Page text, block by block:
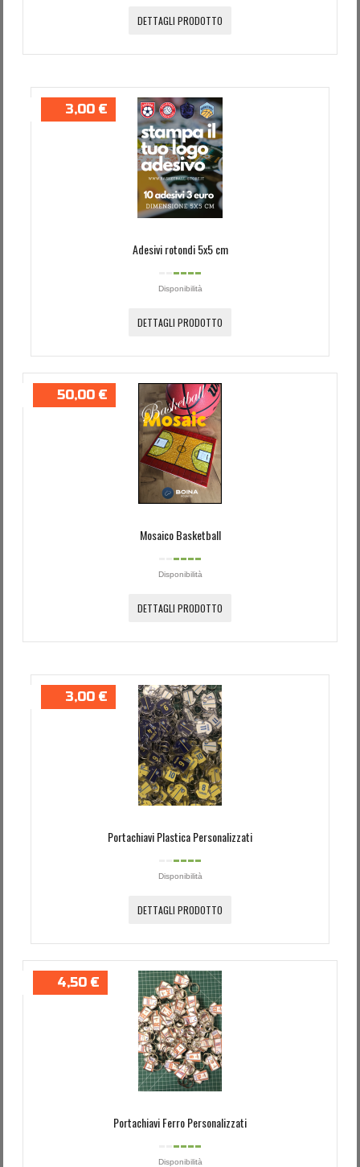
DETTAGLI PRODOTTO
3,00 €
Adesivi rotondi 5x5 cm
Disponibilità
DETTAGLI PRODOTTO
50,00 €
Mosaico Basketball
Disponibilità
DETTAGLI PRODOTTO
3,00 €
Portachiavi Plastica Personalizzati
Disponibilità
DETTAGLI PRODOTTO
4,50 €
Portachiavi Ferro Personalizzati
Disponibilità